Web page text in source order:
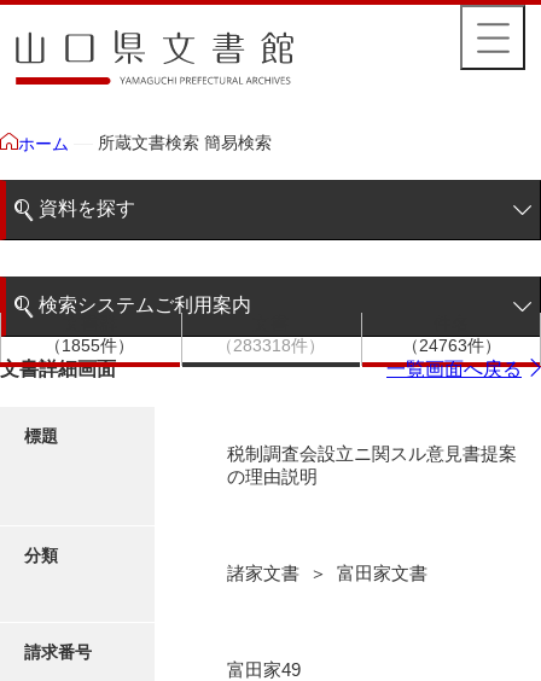
ホーム 所蔵文書検索 簡易検索
資料を探す
階層検索
写真・絵はがき
検索システムご利用案内
検索システムの利用について
（1855件）
（283318件）
（24763件）
文書詳細画面 一覧画面へ戻る
標題
税制調査会設立ニ関スル意見書提案
の理由説明
分類
諸家文書 ＞ 富田家文書
請求番号
富田家49